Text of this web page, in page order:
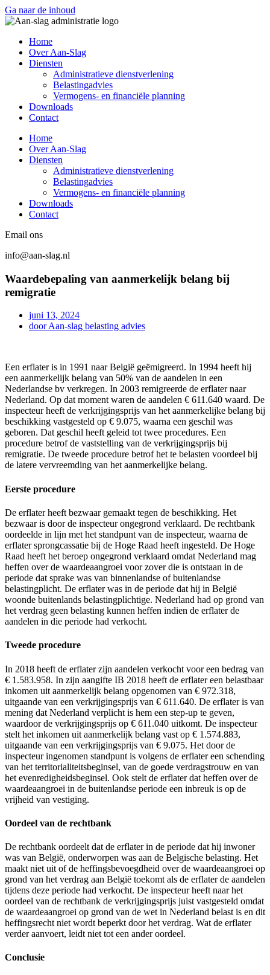
Ga naar de inhoud
Home
Over Aan-Slag
Diensten
Administratieve dienstverlening
Belastingadvies
Vermogens- en financiële planning
Downloads
Contact
Home
Over Aan-Slag
Diensten
Administratieve dienstverlening
Belastingadvies
Vermogens- en financiële planning
Downloads
Contact
Email ons
info@aan-slag.nl
Waardebepaling van aanmerkelijk belang bij
remigratie
juni 13, 2024
doorAan-slag belasting advies
Een erflater is in 1991 naar België geëmigreerd. In 1994 heeft hij
een aanmerkelijk belang van 50% van de aandelen in een
Nederlandse bv verkregen. In 2003 remigreerde de erflater naar
Nederland. Op dat moment waren de aandelen € 611.640 waard. De
inspecteur heeft de verkrijgingsprijs van het aanmerkelijke belang bij
beschikking vastgesteld op € 9.075, waarna een geschil was
geboren. Dat geschil heeft geleid tot twee procedures. Een
procedure betrof de vaststelling van de verkrijgingsprijs bij
remigratie. De tweede procedure betrof het te belasten voordeel bij
de latere vervreemding van het aanmerkelijke belang.
Eerste procedure
De erflater heeft bezwaar gemaakt tegen de beschikking. Het
bezwaar is door de inspecteur ongegrond verklaard. De rechtbank
oordeelde in lijn met het standpunt van de inspecteur, waarna de
erflater sprongcassatie bij de Hoge Raad heeft ingesteld. De Hoge
Raad heeft het beroep ongegrond verklaard omdat Nederland mag
heffen over de waardeaangroei voor zover die is ontstaan in de
periode dat sprake was van binnenlandse of buitenlandse
belastingplicht. De erflater was in de periode dat hij in België
woonde buitenlands belastingplichtige. Nederland had op grond van
het verdrag geen belasting kunnen heffen indien de erflater de
aandelen in die periode had verkocht.
Tweede procedure
In 2018 heeft de erflater zijn aandelen verkocht voor een bedrag van
€ 1.583.958. In zijn aangifte IB 2018 heeft de erflater een belastbaar
inkomen uit aanmerkelijk belang opgenomen van € 972.318,
uitgaande van een verkrijgingsprijs van € 611.640. De erflater is van
mening dat Nederland verplicht is hem een step-up te geven,
waardoor de verkrijgingsprijs op € 611.040 uitkomt. De inspecteur
stelt het inkomen uit aanmerkelijk belang vast op € 1.574.883,
uitgaande van een verkrijgingsprijs van € 9.075. Het door de
inspecteur ingenomen standpunt is volgens de erflater een schending
van het territorialiteitsbeginsel, van de goede verdragstrouw en van
het evenredigheidsbeginsel. Ook stelt de erflater dat heffen over de
waardeaangroei in de buitenlandse periode een inbreuk is op de
vrijheid van vestiging.
Oordeel van de rechtbank
De rechtbank oordeelt dat de erflater in de periode dat hij inwoner
was van België, onderworpen was aan de Belgische belasting. Het
maakt niet uit of de heffingsbevoegdheid over de waardeaangroei op
grond van het verdrag aan België toekomt als de erflater de aandelen
tijdens deze periode had verkocht. De inspecteur heeft naar het
oordeel van de rechtbank de verkrijgingsprijs juist vastgesteld omdat
de waardeaangroei op grond van de wet in Nederland belast is en dit
heffingsrecht niet wordt beperkt door het verdrag. Wat de erflater
verder aanvoert, leidt niet tot een ander oordeel.
Conclusie